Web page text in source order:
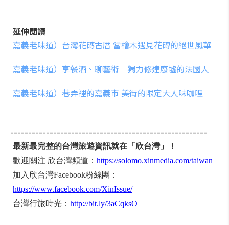
延伸閱讀
嘉義老味道）台灣花磚古厝 當檜木遇見花磚的絕世風華
嘉義老味道）享餐酒、聊藝術 獨力修建廢墟的法國人
嘉義老味道）巷弄裡的嘉義市 美街的限定大人味咖哩
-------------------------------------------------------
最新最完整的台灣旅遊資訊就在「欣台灣」！
歡迎關注 欣台灣頻道： https://solomo.xinmedia.com/taiwan
加入欣台灣Facebook粉絲團：
https://www.facebook.com/XinIssue/
台灣行旅時光： http://bit.ly/3aCqksO